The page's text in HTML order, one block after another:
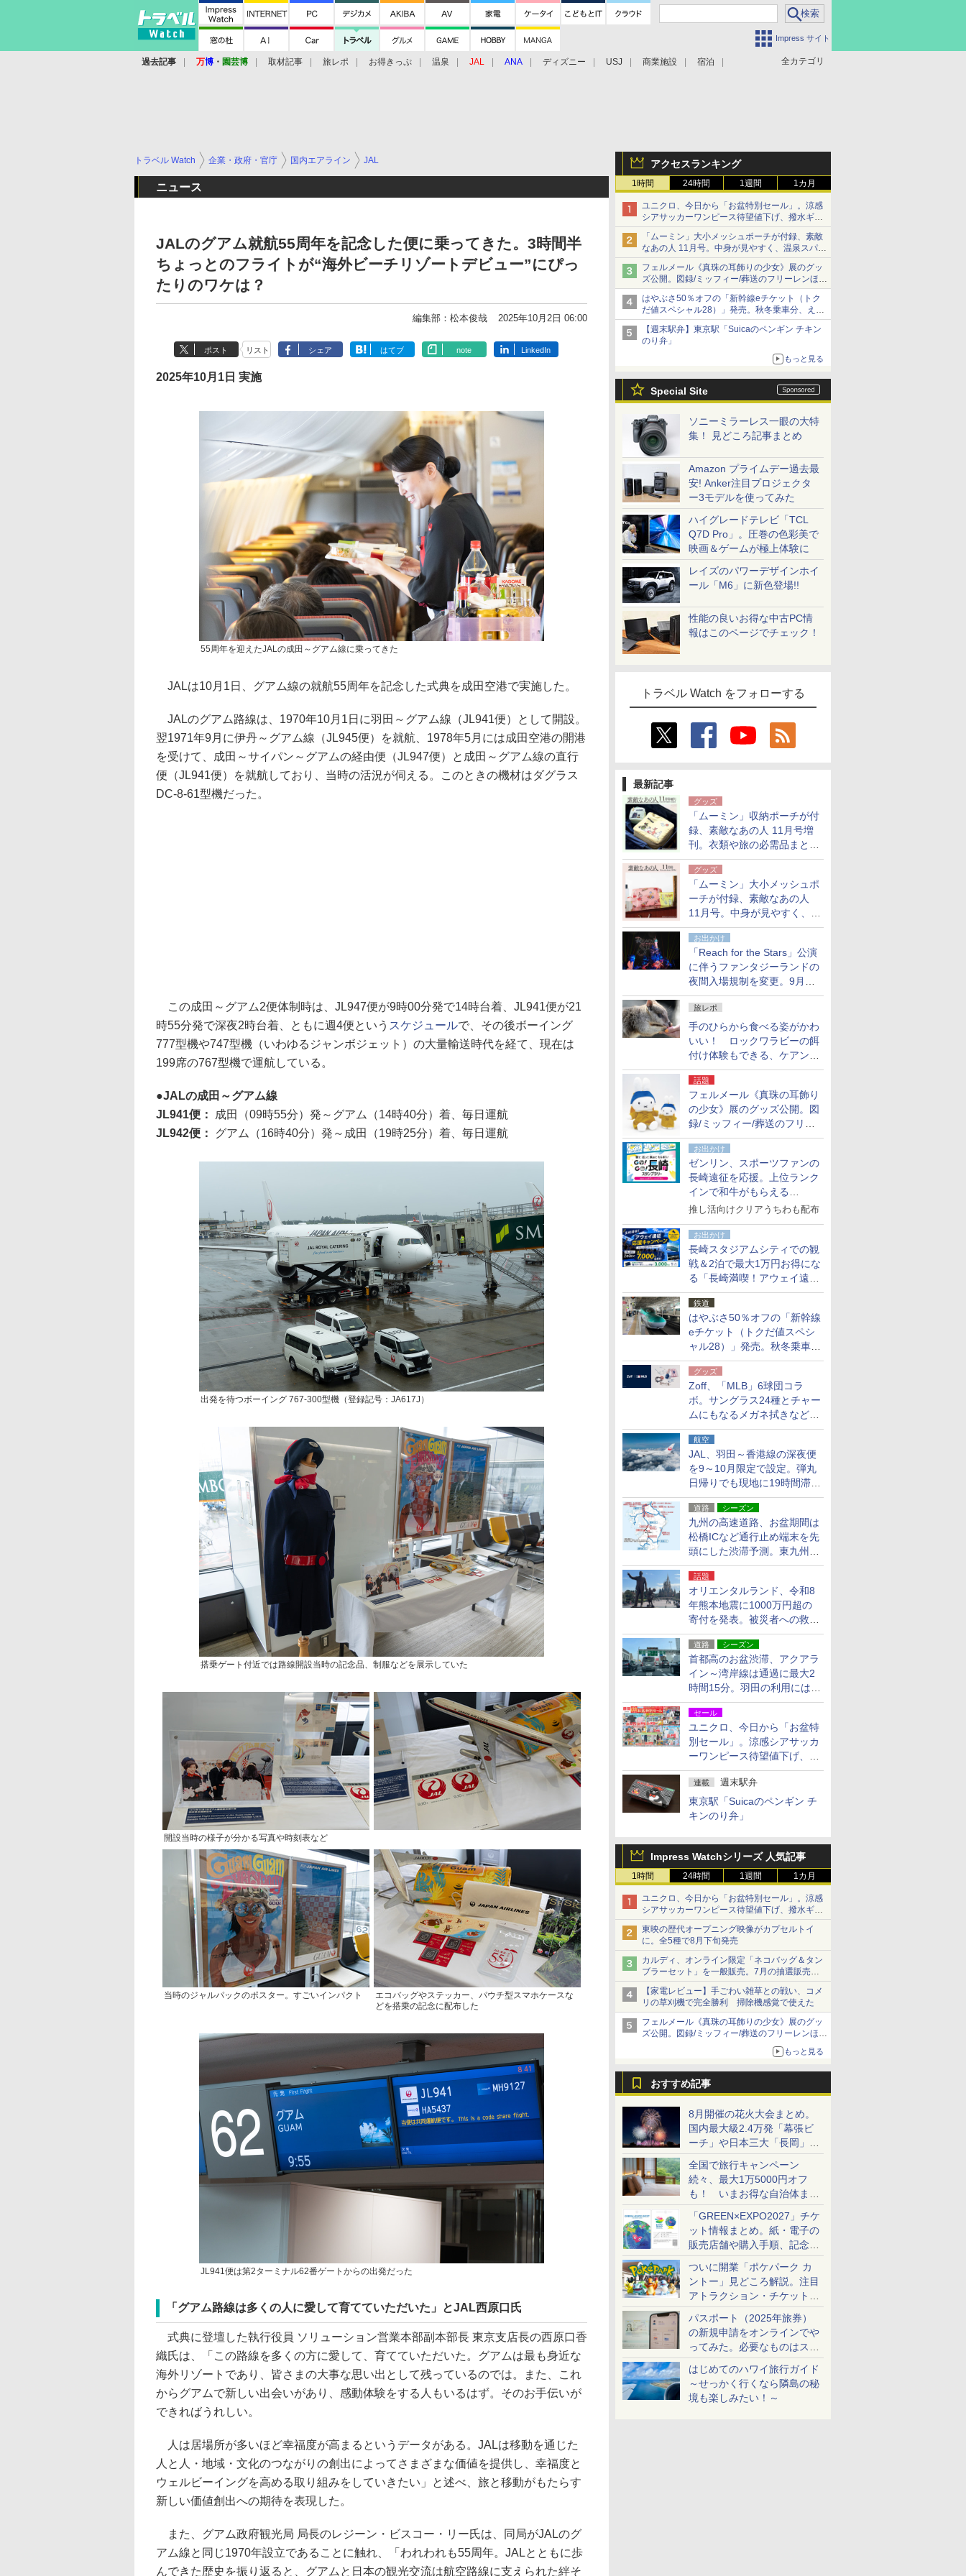
Impress サイト
全カテゴリ
過去記事 万博 ・ 園芸博 取材記事 旅レポ お得きっぷ 温泉 JAL ANA ディズニー USJ 商業施設 宿泊
アクセスランキング
1時間 24時間 1週間 1カ月
ユニクロ、今日から「お盆特別セール」。涼感
シアサッカーワンピース待望値下げ、撥水ギア
ショーツは1990円に
「ムーミン」大小メッシュポーチが付録、素敵
なあの人 11月号。中身が見やすく、温泉スパに
も使える
フェルメール《真珠の耳飾りの少女》展のグッ
ズ公開。図録/ミッフィー/葬送のフリーレンほ
か、注目ブランドコラボが実現
はやぶさ50％オフの「新幹線eチケット（トク
だ値スペシャル28）」発売。秋冬乗車分、えき
ねっと限定
【週末駅弁】東京駅「Suicaのペンギン チキン
のり弁」
もっと見る
Special Site
ソニーミラーレス一眼の大特
集！ 見どころ記事まとめ
Amazon プライムデー過去最
安! Anker注目プロジェクタ
ー3モデルを使ってみた
ハイグレードテレビ「TCL
Q7D Pro」。圧巻の色彩美で
映画＆ゲームが極上体験に
レイズのパワーデザインホイ
ール「M6」に新色登場!!
性能の良いお得な中古PC情
報はこのページでチェック！
トラベル Watch をフォローする
最新記事
グッズ
「ムーミン」収納ポーチが付
録、素敵なあの人 11月号増
刊。衣類や旅の必需品まとま
る大小2個セット
グッズ
「ムーミン」大小メッシュポ
ーチが付録、素敵なあの人
11月号。中身が見やすく、温
泉スパにも使える
お出かけ
「Reach for the Stars」公演
に伴うファンタジーランドの
夜間入場規制を変更。9月か
ら18時50分～20時ごろに
旅レポ
手のひらから食べる姿がかわ
いい！ ロックワラビーの餌
付け体験もできる、ケアンズ
でアサートン高原の日本語ガ
イド付きツアーに参加してみ
た
話題
フェルメール《真珠の耳飾り
の少女》展のグッズ公開。図
録/ミッフィー/葬送のフリー
レンほか、注目ブランドコラ
ボが実現
お出かけ
ゼンリン、スポーツファンの
長崎遠征を応援。上位ランク
インで和牛がもらえる
「GO！GO！長崎スタンプラ
推し活向けクリアうちわも配布
お出かけ
長崎スタジアムシティでの観
戦＆2泊で最大1万円お得にな
る「長崎満喫！アウェイ遠征
応援キャンペーン」
鉄道
はやぶさ50％オフの「新幹線
eチケット（トクだ値スペシ
ャル28）」発売。秋冬乗車
分、えきねっと限定
グッズ
Zoff、「MLB」6球団コラ
ボ。サングラス24種とチャー
ムにもなるメガネ拭きなど雑
貨24種
航空
JAL、羽田～香港線の深夜便
を9～10月限定で設定。弾丸
日帰りでも現地に19時間滞在
できる
道路 シーズン
九州の高速道路、お盆期間は
松橋ICなど通行止め端末を先
頭にした渋滞予測。東九州道
への迂回は料金調整を実施
話題
オリエンタルランド、令和8
年熊本地震に1000万円超の
寄付を発表。被災者への救援
活動・復旧支援
道路 シーズン
首都高のお盆渋滞、アクアラ
イン～湾岸線は通過に最大2
時間15分。羽田の利用には
「空港西出口」の利用検討を
セール
ユニクロ、今日から「お盆特
別セール」。涼感シアサッカ
ーワンピース待望値下げ、撥
水ギアショーツは1990円に
連載 週末駅弁
東京駅「Suicaのペンギン チ
キンのり弁」
Impress Watchシリーズ 人気記事
1時間 24時間 1週間 1カ月
ユニクロ、今日から「お盆特別セール」。涼感
シアサッカーワンピース待望値下げ、撥水ギア
ショーツは1990円に
東映の歴代オープニング映像がカプセルトイ
に。全5種で8月下旬発売
カルディ、オンライン限定「ネコバッグ＆タン
ブラーセット」を一般販売。7月の抽選販売の
当選無効分
【家電レビュー】手ごわい雑草との戦い、コメ
リの草刈機で完全勝利 掃除機感覚で使えた
フェルメール《真珠の耳飾りの少女》展のグッ
ズ公開。図録/ミッフィー/葬送のフリーレンほ
もっと見る
おすすめ記事
8月開催の花火大会まとめ。
国内最大級2.4万発「幕張ビ
ーチ」や日本三大「長岡」な
ど大型イベント目白押し！
全国で旅行キャンペーン
続々、最大1万5000円オフ
も！ いまお得な自治体まと
め
「GREEN×EXPO2027」チケ
ット情報まとめ。紙・電子の
販売店舗や購入手順、記念チ
ケットも解説
ついに開業「ポケパーク カ
ントー」見どころ解説。注目
アトラクション・チケット手
配・来場前に必要な準備は？
パスポート（2025年旅券）
の新規申請をオンラインでや
ってみた。必要なものはスマ
ホとマイナカードのみ
はじめてのハワイ旅行ガイド
～せっかく行くなら隣島の秘
境も楽しみたい！～
トラベル Watch 企業・政府・官庁 国内エアライン JAL
ニュース
JALのグアム就航55周年を記念した便に乗ってきた。3時間半
ちょっとのフライトが“海外ビーチリゾートデビュー”にぴっ
たりのワケは？
編集部：松本俊哉 2025年10月2日 06:00
ポスト リスト シェア はてブ note LinkedIn
2025年10月1日 実施
55周年を迎えたJALの成田～グアム線に乗ってきた
JALは10月1日、グアム線の就航55周年を記念した式典を成田空港で実施した。
JALのグアム路線は、1970年10月1日に羽田～グアム線（JL941便）として開設。
翌1971年9月に伊丹～グアム線（JL945便）を就航、1978年5月には成田空港の開港
を受けて、成田～サイパン～グアムの経由便（JL947便）と成田～グアム線の直行
便（JL941便）を就航しており、当時の活況が伺える。このときの機材はダグラス
DC-8-61型機だった。
この成田～グアム2便体制時は、JL947便が9時00分発で14時台着、JL941便が21
時55分発で深夜2時台着、ともに週4便という スケジュールで、その後ボーイング
777型機や747型機（いわゆるジャンボジェット）の大量輸送時代を経て、現在は
199席の767型機で運航している。
JALの成田～グアム線
JL941便：
成田（09時55分）発～グアム（14時40分）着、毎日運航
JL942便： グアム（16時40分）発～成田（19時25分）着、毎日運航
出発を待つボーイング 767-300型機（登録記号：JA617J）
搭乗ゲート付近では路線開設当時の記念品、制服などを展示していた
開設当時の様子が分かる写真や時刻表など
当時のジャルパックのポスター。すごいインパクト
エコバッグやステッカー、パウチ型スマホケースな
どを搭乗の記念に配布した
JL941便は第2ターミナル62番ゲートからの出発だった
「グアム路線は多くの人に愛して育てていただいた」とJAL西原口氏
式典に登壇した執行役員 ソリューション営業本部副本部長 東京支店長の西原口香
織氏は、「この路線を多くの方に愛して、育てていただいた。グアムは最も身近な
海外リゾートであり、皆さまの大事な思い出として残っているのでは。また、これ
からグアムで新しい出会いがあり、感動体験をする人もいるはず。そのお手伝いが
できればうれしい。
人は居場所が多いほど幸福度が高まるというデータがある。JALは移動を通じた
人と人・地域・文化のつながりの創出によってさまざまな価値を提供し、幸福度と
ウェルビーイングを高める取り組みをしていきたい」と述べ、旅と移動がもたらす
新しい価値創出への期待を表現した。
また、グアム政府観光局 局長のレジーン・ビスコー・リー氏は、同局がJALのグ
アム線と同じ1970年設立であることに触れ、「われわれも55周年。JALとともに歩
んできた歴史を振り返ると、グアムと日本の観光交流は航空路線に支えられた絆そ